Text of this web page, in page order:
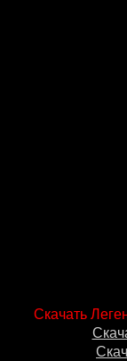
Скачать